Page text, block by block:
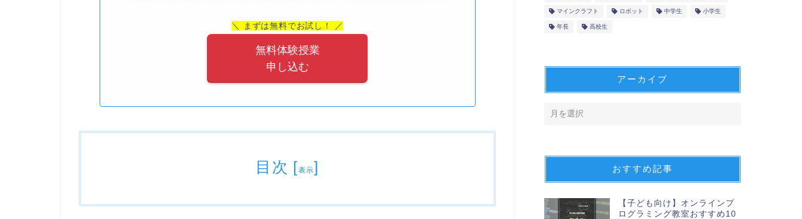
＼ まずは無料でお試し！ ／
無料体験授業
申し込む
目次 [表示]
マインクラフト ロボット 中学生 小学生
年長 高校生
アーカイブ
おすすめ記事
【子ども向け】オンラインプ
ログラミング教室おすすめ10